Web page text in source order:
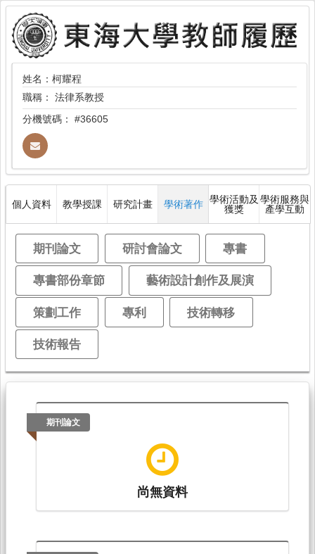
姓名：柯耀程
職稱： 法律系教授
分機號碼： #36605
個人資料 教學授課 研究計畫 學術著作 學術活動及
獲獎
學術服務與
產學互動
期刊論文 研討會論文 專書
專書部份章節 藝術設計創作及展演
策劃工作 專利 技術轉移
技術報告
期刊論文
尚無資料